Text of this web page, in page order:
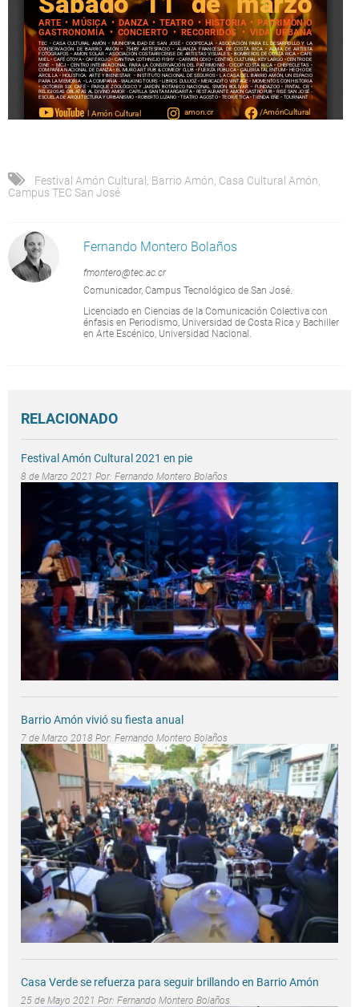
Festival Amón Cultural Barrio Amón Casa Cultural Amón
Campus TEC San José
Fernando Montero Bolaños
fmontero@tec.ac.cr
Comunicador, Campus Tecnológico de San José.
Licenciado en Ciencias de la Comunicación Colectiva con
énfasis en Periodismo, Universidad de Costa Rica y Bachiller
en Arte Escénico, Universidad Nacional.
RELACIONADO
Festival Amón Cultural 2021 en pie
8 de Marzo 2021 Por: Fernando Montero Bolaños
Barrio Amón vivió su fiesta anual
7 de Marzo 2018 Por: Fernando Montero Bolaños
Casa Verde se refuerza para seguir brillando en Barrio Amón
25 de Mayo 2021 Por: Fernando Montero Bolaños